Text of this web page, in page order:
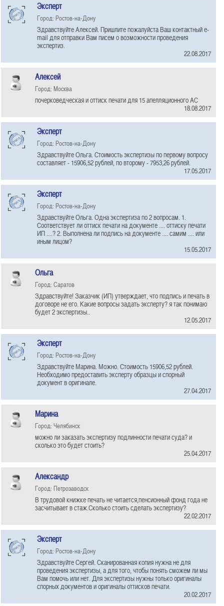
Эксперт
Город: Ростов-на-Дону
Здравствуйте Алексей. Пришлите пожалуйста Ваш контактный e-
mail для отправки Вам писем о возможности проведения
экспертиз.
22.08.2017
Алексей
Город: Москва
почерковедческая и оттиск печати для 15 апелляционного АС
18.08.2017
Эксперт
Город: Ростов-на-Дону
Здравствуйте Ольга. Стоимость экспертизы по первому вопросу
составляет - 15906,52 рублей, по второму - 7953,26 рублей.
17.05.2017
Эксперт
Город: Ростов-на-Дону
Здравствуйте Ольга. Одна экспертиза по 2 вопросам. 1.
Соответствует ли оттиск печати на документе .... оттиску печати
ИП ....? 2. Выполнена ли подпись на документе .... самим .... или
иным лицом?
15.05.2017
Ольга
Город: Саратов
Здравствуйте! Заказчик (ИП) утверждает, что подпись и печать в
договоре не его. Какие вопросы задать эксперту? я так понимаю
будет 2 экспертизы..
12.05.2017
Эксперт
Город: Ростов-на-Дону
Здравствуйте Марина. Можно. Стоимость 15906,52 рублей.
Необходимо предоставить эксперту образцы и спорный
документ в оригинале.
27.04.2017
Марина
Город: Челябинск
можно ли заказать экспертизу подлинности печати суда? и
сколько это будет стоить?
25.04.2017
Александр
Город: Петрозаводск
В трудовой книжке печать не читается,пенсионный фонд года не
засчитывает в стаж.Сколько стоить сделать экспертизу?
22.02.2017
Эксперт
Город: Ростов-на-Дону
Здравствуйте Сергей. Сканированная копия нужна не для
проведения экспертизы, а для того, чтобы понять сможем ли мы
Вам помочь или нет. Для экспертизы нужны только оригиналы
спорных документов и оригиналы оттисков печати.
20.02.2017